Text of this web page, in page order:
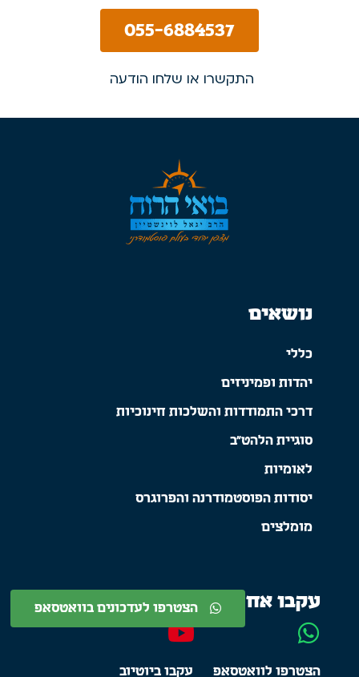
055-6884537
התקשרו או שלחו הודעה
נושאים
כללי
יהדות ופמיניזים
דרכי התמודדות והשלכות חינוכיות
סוגיית הלהט"ב
לאומיות
יסודות הפוסטמודרנה והפרוגרס
מומלצים
עקבו אחרינו
הצטרפו לוואטסאפ עקבו ביוטיוב
הצטרפו לעדכונים בוואטסאפ